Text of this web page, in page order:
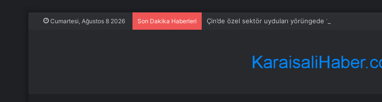
Cumartesi, Ağustos 8 2026 Son Dakika Haberleri Çin’de özel sektör uyduları yörüngede 1,5 saatte görüntü